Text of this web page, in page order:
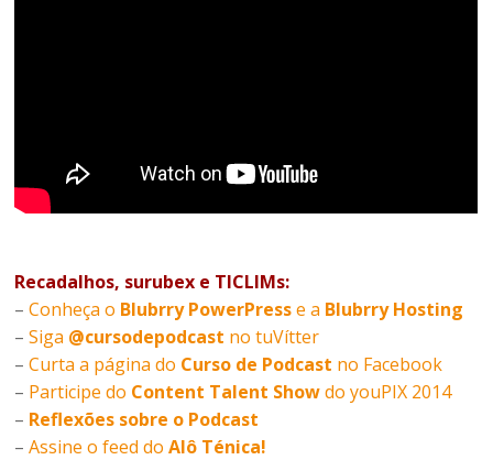
Recadalhos, surubex e TICLIMs:
–Conheça o Blubrry PowerPresse a Blubrry Hosting
–Siga @cursodepodcast no tuVítter
–Curta a página do Curso de Podcast no Facebook
– Participe do Content Talent Showdo youPIX 2014
– Reflexões sobre o Podcast
–Assine o feed doAlô Ténica!